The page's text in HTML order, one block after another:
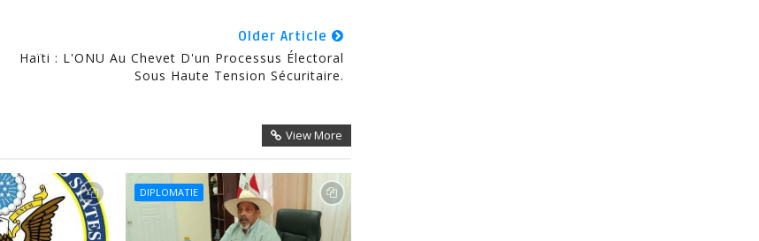
Older Article
Haïti : L'ONU Au Chevet D'un Processus Électoral
Sous Haute Tension Sécuritaire.
View More
DIPLOMATIE